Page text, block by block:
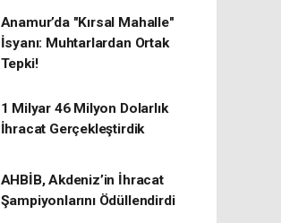
Anamur’da "Kırsal Mahalle"
İsyanı: Muhtarlardan Ortak
Tepki!
1 Milyar 46 Milyon Dolarlık
İhracat Gerçekleştirdik
AHBİB, Akdeniz’in İhracat
Şampiyonlarını Ödüllendirdi